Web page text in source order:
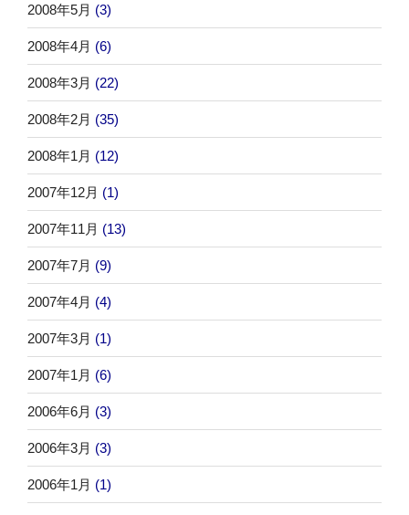
2008年5月 (3)
2008年4月 (6)
2008年3月 (22)
2008年2月 (35)
2008年1月 (12)
2007年12月 (1)
2007年11月 (13)
2007年7月 (9)
2007年4月 (4)
2007年3月 (1)
2007年1月 (6)
2006年6月 (3)
2006年3月 (3)
2006年1月 (1)